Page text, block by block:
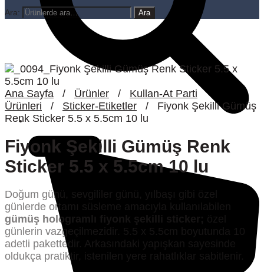
Ara:
Ana Sayfa / Ürünler / Kullan-At Parti
Ürünleri / Sticker-Etiketler / Fiyonk Şekilli Gümüş
Renk Sticker 5.5 x 5.5cm 10 lu
Fiyonk Şekilli Gümüş Renk
Sticker 5.5 x 5.5cm 10 lu
Doğum günü, sevgililer günü, yılbaşı gibi özel
günlerde ortamı süsleme amacıyla kullanılabilen
gümüş hologramlı fiyonk şekilli sticker;
günlerin vazgeçilmezidir. 5.5 x 5.5cm boyutunda 10
adetli pakettedir. Arkasındaki yapışkan sayesinde
oldukça pratiktir, istenilen yere rahatlıklar sabitlenir.